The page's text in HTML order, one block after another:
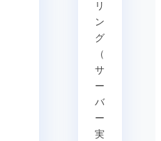
リ
ン
グ
（
サ
ー
バ
ー
実